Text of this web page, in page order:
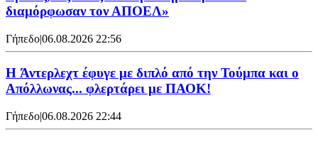
διαμόρφωσαν τον ΑΠΟΕΛ»
Γήπεδο|06.08.2026 22:56
H Άντερλεχτ έφυγε με διπλό από την Τούμπα και ο
Απόλλωνας... φλερτάρει με ΠΑΟΚ!
Γήπεδο|06.08.2026 22:44